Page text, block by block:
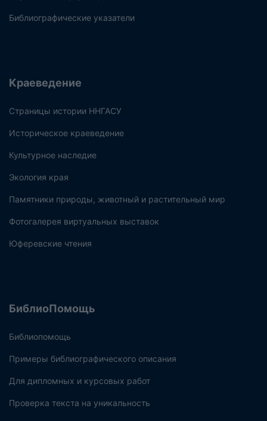
Библиографические указатели
Краеведение
Страницы истории ННГАСУ
Историческое краеведение
Культурное наследие
Экология края
Памятники природы, животный и растительный мир
Фотогалерея виртуальных выставок
Юферевские чтения
БиблиоПомощь
Библиопомощь
Примеры библиографического описания
Для дипломных и курсовых работ
Проверка текста на уникальность